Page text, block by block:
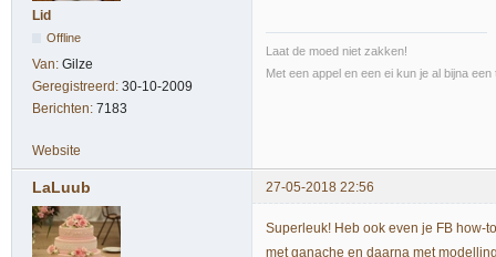
Lid
Offline
Van: Gilze
Geregistreerd: 30-10-2009
Berichten: 7183
Laat de moed niet zakken!
Met een appel en een ei kun je al bijna
Website
LaLuub 27-05-2018 22:56
Superleuk! Heb ook even je FB how-
met ganache en daarna met